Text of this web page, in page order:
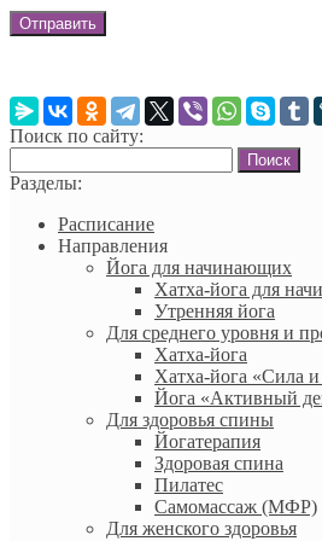
Поиск по сайту:
Разделы:
Расписание
Направления
Йога для начинающих
Хатха-йога для
Утренняя йога
Для среднего уровня и
Хатха-йога
Хатха-йога «Сила и
Йога «Активный
Для здоровья спины
Йогатерапия
Здоровая спина
Пилатес
Самомассаж (МФР)
Для женского здоровья